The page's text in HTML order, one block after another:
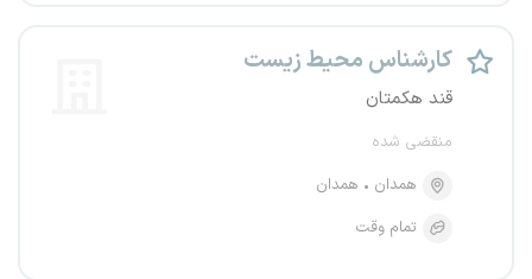
کارشناس محیط زیست
قند هکمتان
منقضی شده
همدان
همدان
تمام وقت